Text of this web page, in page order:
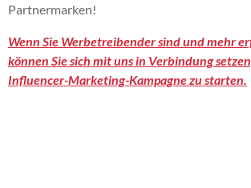
Partnermarken!
Wenn Sie Werbetreibender sind und mehr
können Sie sich mit uns in Verbindung
Influencer-Marketing-Kampagne zu starten.